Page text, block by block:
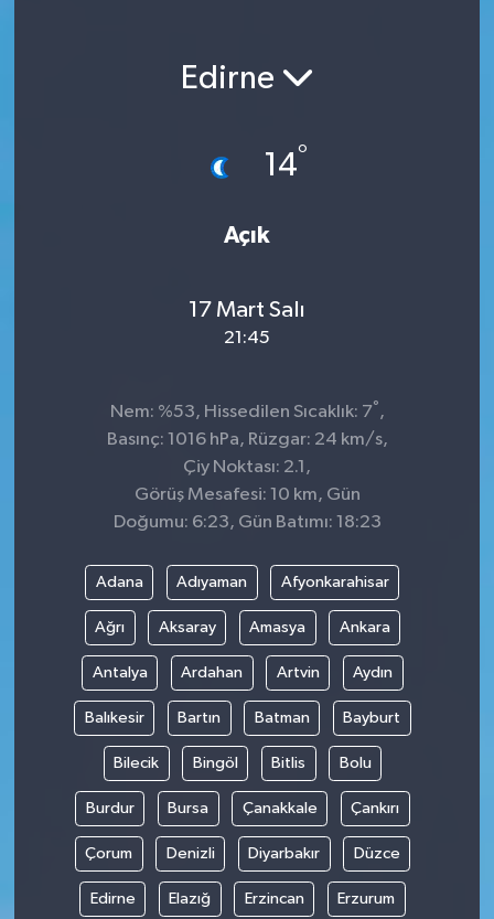
Edirne
14°
Açık
17 Mart Salı
21:45
Nem: %53, Hissedilen Sıcaklık: 7° ,
Basınç: 1016 hPa, Rüzgar: 24 km/s,
Çiy Noktası: 2.1,
Görüş Mesafesi: 10 km, Gün
Doğumu: 6:23, Gün Batımı: 18:23
Adana Adıyaman Afyonkarahisar
Ağrı Aksaray Amasya Ankara
Antalya Ardahan Artvin Aydın
Balıkesir Bartın Batman Bayburt
Bilecik Bingöl Bitlis Bolu
Burdur Bursa Çanakkale Çankırı
Çorum Denizli Diyarbakır Düzce
Edirne Elazığ Erzincan Erzurum